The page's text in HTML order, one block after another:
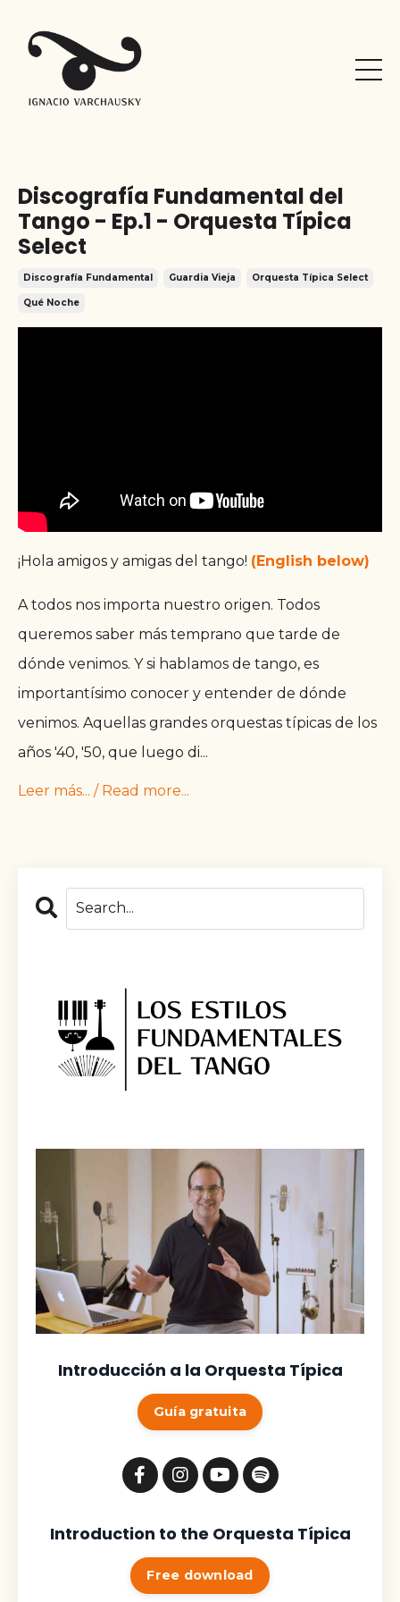
Discografía Fundamental del
Tango - Ep.1 - Orquesta Típica
Select
Discografía Fundamental Guardia Vieja Orquesta Típica Select
Qué Noche
¡Hola amigos y amigas del tango! (English below)
A todos nos importa nuestro origen. Todos
queremos saber más temprano que tarde de
dónde venimos. Y si hablamos de tango, es
importantísimo conocer y entender de dónde
venimos. Aquellas grandes orquestas típicas de los
años '40, '50, que luego di...
Leer más... / Read more...
Introducción a la Orquesta Típica
Guía gratuita
Introduction to the Orquesta Típica
Free download